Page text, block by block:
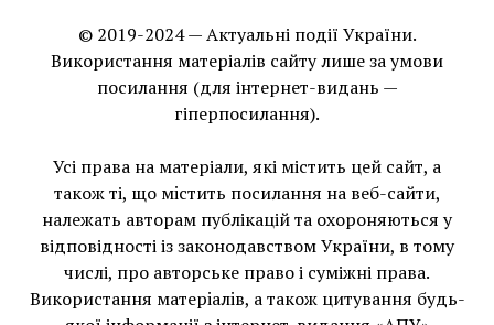
© 2019-2024 — Актуальні події України.
Використання матеріалів сайту лише за умови
посилання (для інтернет-видань —
гіперпосилання).
Усі права на матеріали, які містить цей сайт, а
також ті, що мiстить посилання на веб-сайти,
належать авторам публікацій та охороняються у
відповідності із законодавством України, в тому
числі, про авторське право і суміжні права.
Використання матерiалiв, а також цитування будь-